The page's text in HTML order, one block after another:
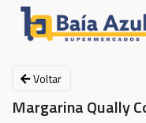
Voltar
Margarina Qually